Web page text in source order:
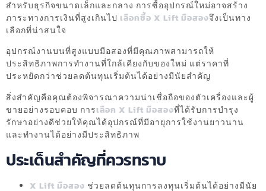
สำหรับธุรกิจขนาดเล็กและกลาง การซื้ออุปกรณ์ใหม่อาจสร้าง
ภาระทางการเงินที่สูงเกินไป เลือกซื้อ X Lift มือสองจึงเป็นทาง
เลือกที่น่าสนใจ
อุปกรณ์งานบนที่สูงแบบมือสองที่มีคุณภาพสามารถให้
ประสิทธิภาพการทำงานที่ใกล้เคียงกับของใหม่ แต่ราคาที่
ประหยัดกว่าช่วยลดต้นทุนเริ่มต้นได้อย่างมีนัยสำคัญ
สิ่งสำคัญคือคุณต้องพิจารณาความน่าเชื่อถือของตัวเครื่องและผู้
ขายอย่างรอบคอบ การเลือก X Lift มือสองที่ได้รับการบำรุง
รักษาอย่างดีช่วยให้คุณได้อุปกรณ์ที่มีอายุการใช้งานยาวนาน
และทำงานได้อย่างมีประสิทธิภาพ
ประเด็นสำคัญที่ควรทราบ
X Lift มือสอง ช่วยลดต้นทุนการลงทุนเริ่มต้นได้อย่างมีนัย